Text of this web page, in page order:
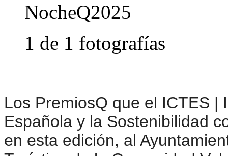
NocheQ2025
1 de 1 fotografías
Los PremiosQ que el ICTES |
Española y la Sostenibilidad
en esta edición, al